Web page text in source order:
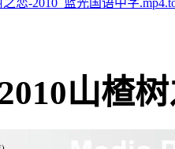
恋-2010_蓝光国语中字
山楂树